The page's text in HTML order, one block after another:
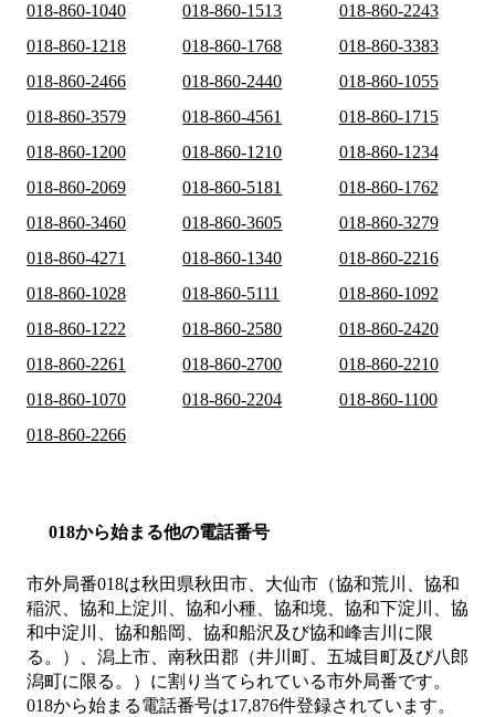
018-860-1040
018-860-1513
018-860-2243
018-860-1218
018-860-1768
018-860-3383
018-860-2466
018-860-2440
018-860-1055
018-860-3579
018-860-4561
018-860-1715
018-860-1200
018-860-1210
018-860-1234
018-860-2069
018-860-5181
018-860-1762
018-860-3460
018-860-3605
018-860-3279
018-860-4271
018-860-1340
018-860-2216
018-860-1028
018-860-5111
018-860-1092
018-860-1222
018-860-2580
018-860-2420
018-860-2261
018-860-2700
018-860-2210
018-860-1070
018-860-2204
018-860-1100
018-860-2266
018から始まる他の電話番号
市外局番018は秋田県秋田市、大仙市（協和荒川、協和
稲沢、協和上淀川、協和小種、協和境、協和下淀川、協
和中淀川、協和船岡、協和船沢及び協和峰吉川に限
る。）、潟上市、南秋田郡（井川町、五城目町及び八郎
潟町に限る。） に割り当てられている市外局番です。
018から始まる電話番号は17,876件登録されています。